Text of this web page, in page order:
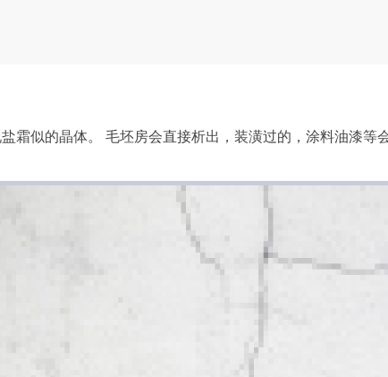
霜似的晶体。 毛坯房会直接析出，装潢过的，涂料油漆等